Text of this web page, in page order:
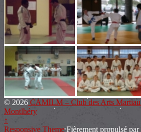
© 2026 CAMILM – Club des Arts
Montlhéry
↑
Responsive ThemeFièrement propulsé par